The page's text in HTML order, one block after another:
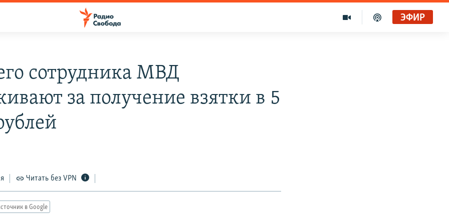
ЭФИР
сотрудника МВД
за получение взятки в 5
Читать без VPN
в Google